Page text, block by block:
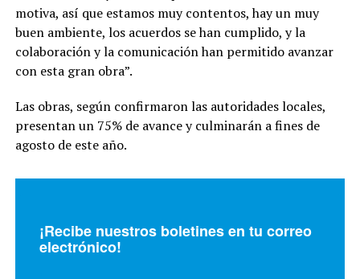
motiva, así que estamos muy contentos, hay un muy
buen ambiente, los acuerdos se han cumplido, y la
colaboración y la comunicación han permitido avanzar
con esta gran obra”.
Las obras, según confirmaron las autoridades locales,
presentan un 75% de avance y culminarán a fines de
agosto de este año.